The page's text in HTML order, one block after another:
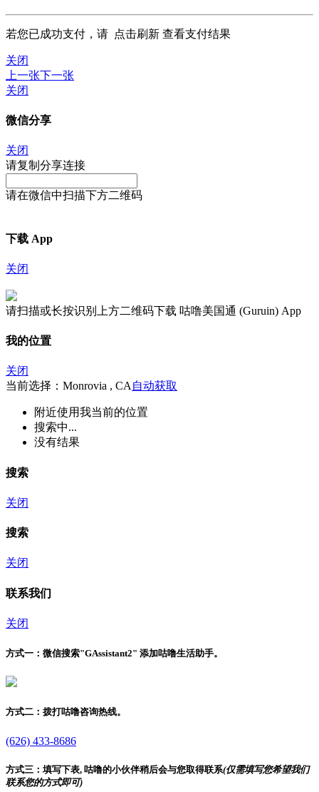
若您已成功支付，请 点击刷新 查看支付结果
关闭
上一张下一张
关闭
微信分享
关闭
请复制分享连接
请在微信中扫描下方二维码
下载 App
关闭
请扫描或长按识别上方二维码下载 咕噜美国通 (Guruin) App
我的位置
关闭
当前选择：Monrovia , CA 自动获取
附近使用我当前的位置
搜索中...
没有结果
搜索
关闭
搜索
关闭
联系我们
关闭
方式一： 微信搜索"GAssistant2" 添加咕噜生活助手。
方式二： 拨打咕噜咨询热线。
(626) 433-8686
方式三： 填写下表, 咕噜的小伙伴稍后会与您取得联系(仅需填写您希望我们
联系您的方式即可)